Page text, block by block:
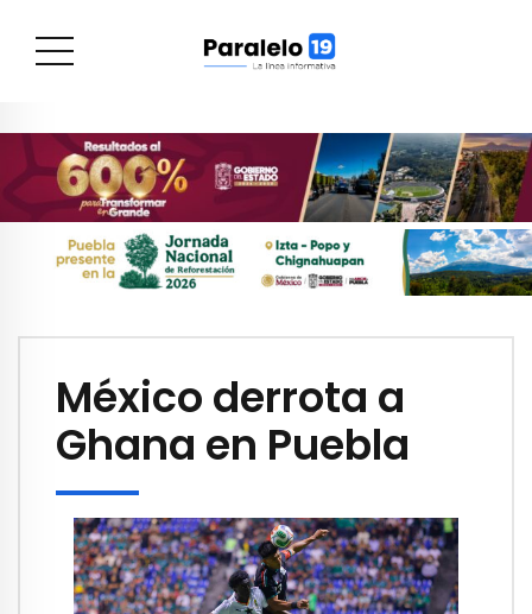
México derrota a
Ghana en Puebla